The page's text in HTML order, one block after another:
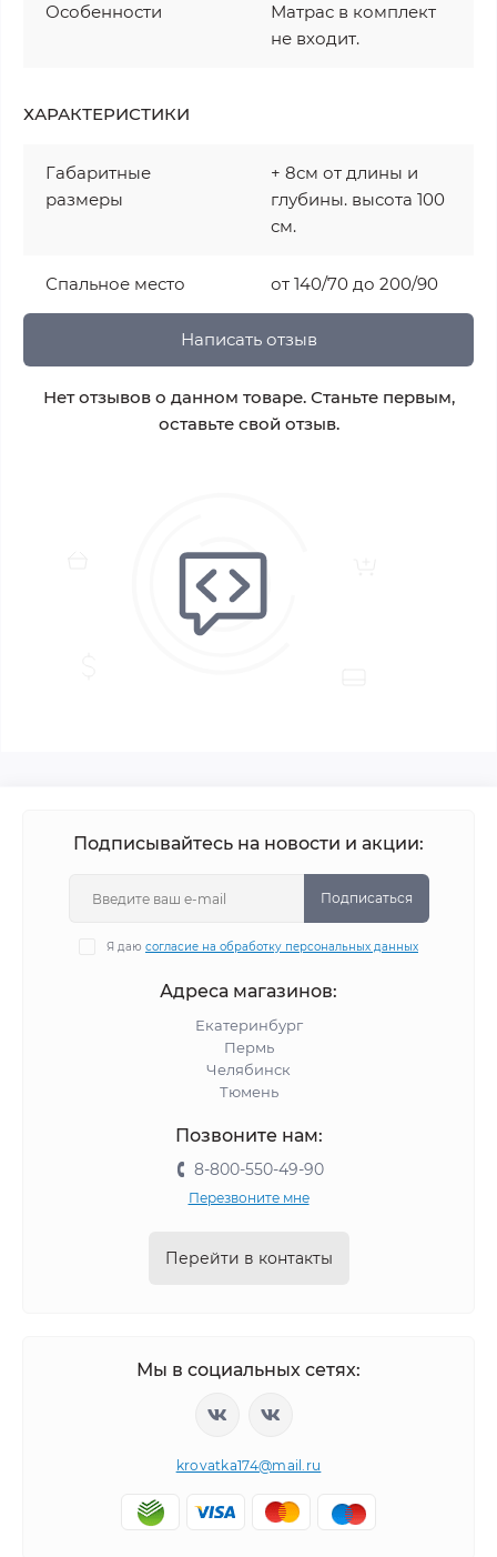
Особенности
Матрас в комплект
не входит.
ХАРАКТЕРИСТИКИ
Габаритные
размеры
+ 8см от длины и
глубины. высота 100
см.
Спальное место от 140/70 до 200/90
Написать отзыв
Нет отзывов о данном товаре. Станьте первым,
оставьте свой отзыв.
Подписывайтесь на новости и акции:
Подписаться
Я даю согласие на обработку персональных данных
Адреса магазинов:
Екатеринбург
Пермь
Челябинск
Тюмень
Позвоните нам:
8-800-550-49-90
Перезвоните мне
Перейти в контакты
Мы в социальных сетях:
krovatka174@mail.ru